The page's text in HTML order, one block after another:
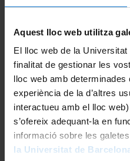
Aquest lloc web utilitza
El lloc web de la
finalitat de gestionar les
lloc web amb
experiència de la d’altres
interactueu amb el lloc
s’ofereix adequant-la en
informació sobre les
la Universitat de
Envia'ns un
dilluns a
93